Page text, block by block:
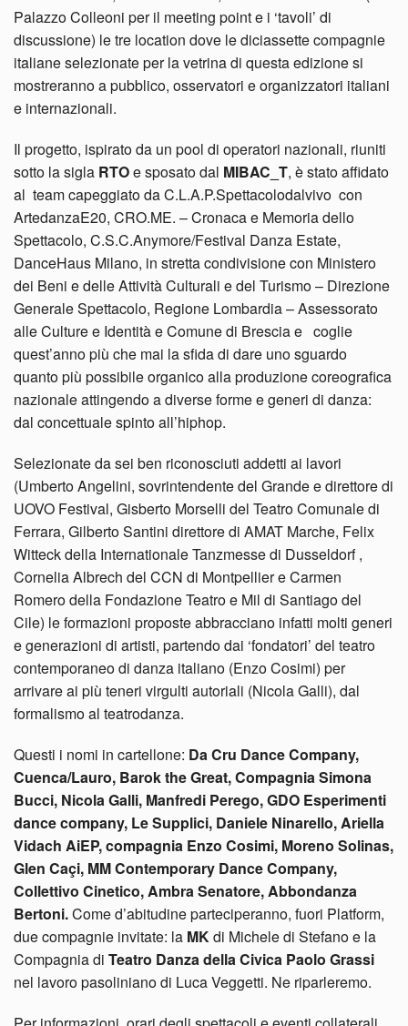
Palazzo Colleoni per il meeting point e i ‘tavoli’ di
discussione) le tre location dove le diciassette compagnie
italiane selezionate per la vetrina di questa edizione si
mostreranno a pubblico, osservatori e organizzatori italiani
e internazionali.
Il progetto, ispirato da un pool di operatori nazionali, riuniti
sotto la sigla RTOe sposato dal MIBAC_T, è stato affidato
al team capeggiato daC.L.A.P.Spettacolodalvivo con
ArtedanzaE20, CRO.ME. – Cronaca e Memoria dello
Spettacolo, C.S.C.Anymore/Festival Danza Estate,
DanceHaus Milano, in stretta condivisione con Ministero
dei Beni e delle Attività Culturali e del Turismo – Direzione
Generale Spettacolo, Regione Lombardia – Assessorato
alle Culture e Identità e Comune di Brescia e coglie
quest’anno più che mai la sfida di dare uno sguardo
quanto più possibile organico alla produzione coreografica
nazionale attingendo a diverse forme e generi di danza:
dal concettuale spinto all’hiphop.
Selezionate da sei ben riconosciuti addetti ai lavori
(Umberto Angelini, sovrintendente del Grande e direttore di
UOVO Festival, Gisberto Morselli del Teatro Comunale di
Ferrara, Gilberto Santini direttore di AMAT Marche, Felix
Witteck della Internationale Tanzmesse di Dusseldorf ,
Cornelia Albrech del CCN di Montpellier e Carmen
Romero della Fondazione Teatro e Mil di Santiago del
Cile) le formazioni proposte abbracciano infatti molti generi
e generazioni di artisti, partendo dai ‘fondatori’ del teatro
contemporaneo di danza italiano (Enzo Cosimi) per
arrivare ai più teneri virgulti autoriali (Nicola Galli), dal
formalismo al teatrodanza.
Questi i nomi in cartellone: Da Cru Dance Company,
Cuenca/Lauro, Barok the Great, Compagnia Simona
Bucci, Nicola Galli, Manfredi Perego, GDO Esperimenti
dance company, Le Supplici, Daniele Ninarello, Ariella
Vidach AiEP, compagnia Enzo Cosimi, Moreno Solinas,
Glen Caçi, MM Contemporary Dance Company,
Collettivo Cinetico, Ambra Senatore, Abbondanza
Bertoni.Come d’abitudine parteciperanno, fuori Platform,
due compagnie invitate: la MKdi Michele di Stefano e la
Compagnia di Teatro Danza della Civica Paolo Grassi
nel lavoro pasoliniano di Luca Veggetti. Ne riparleremo.